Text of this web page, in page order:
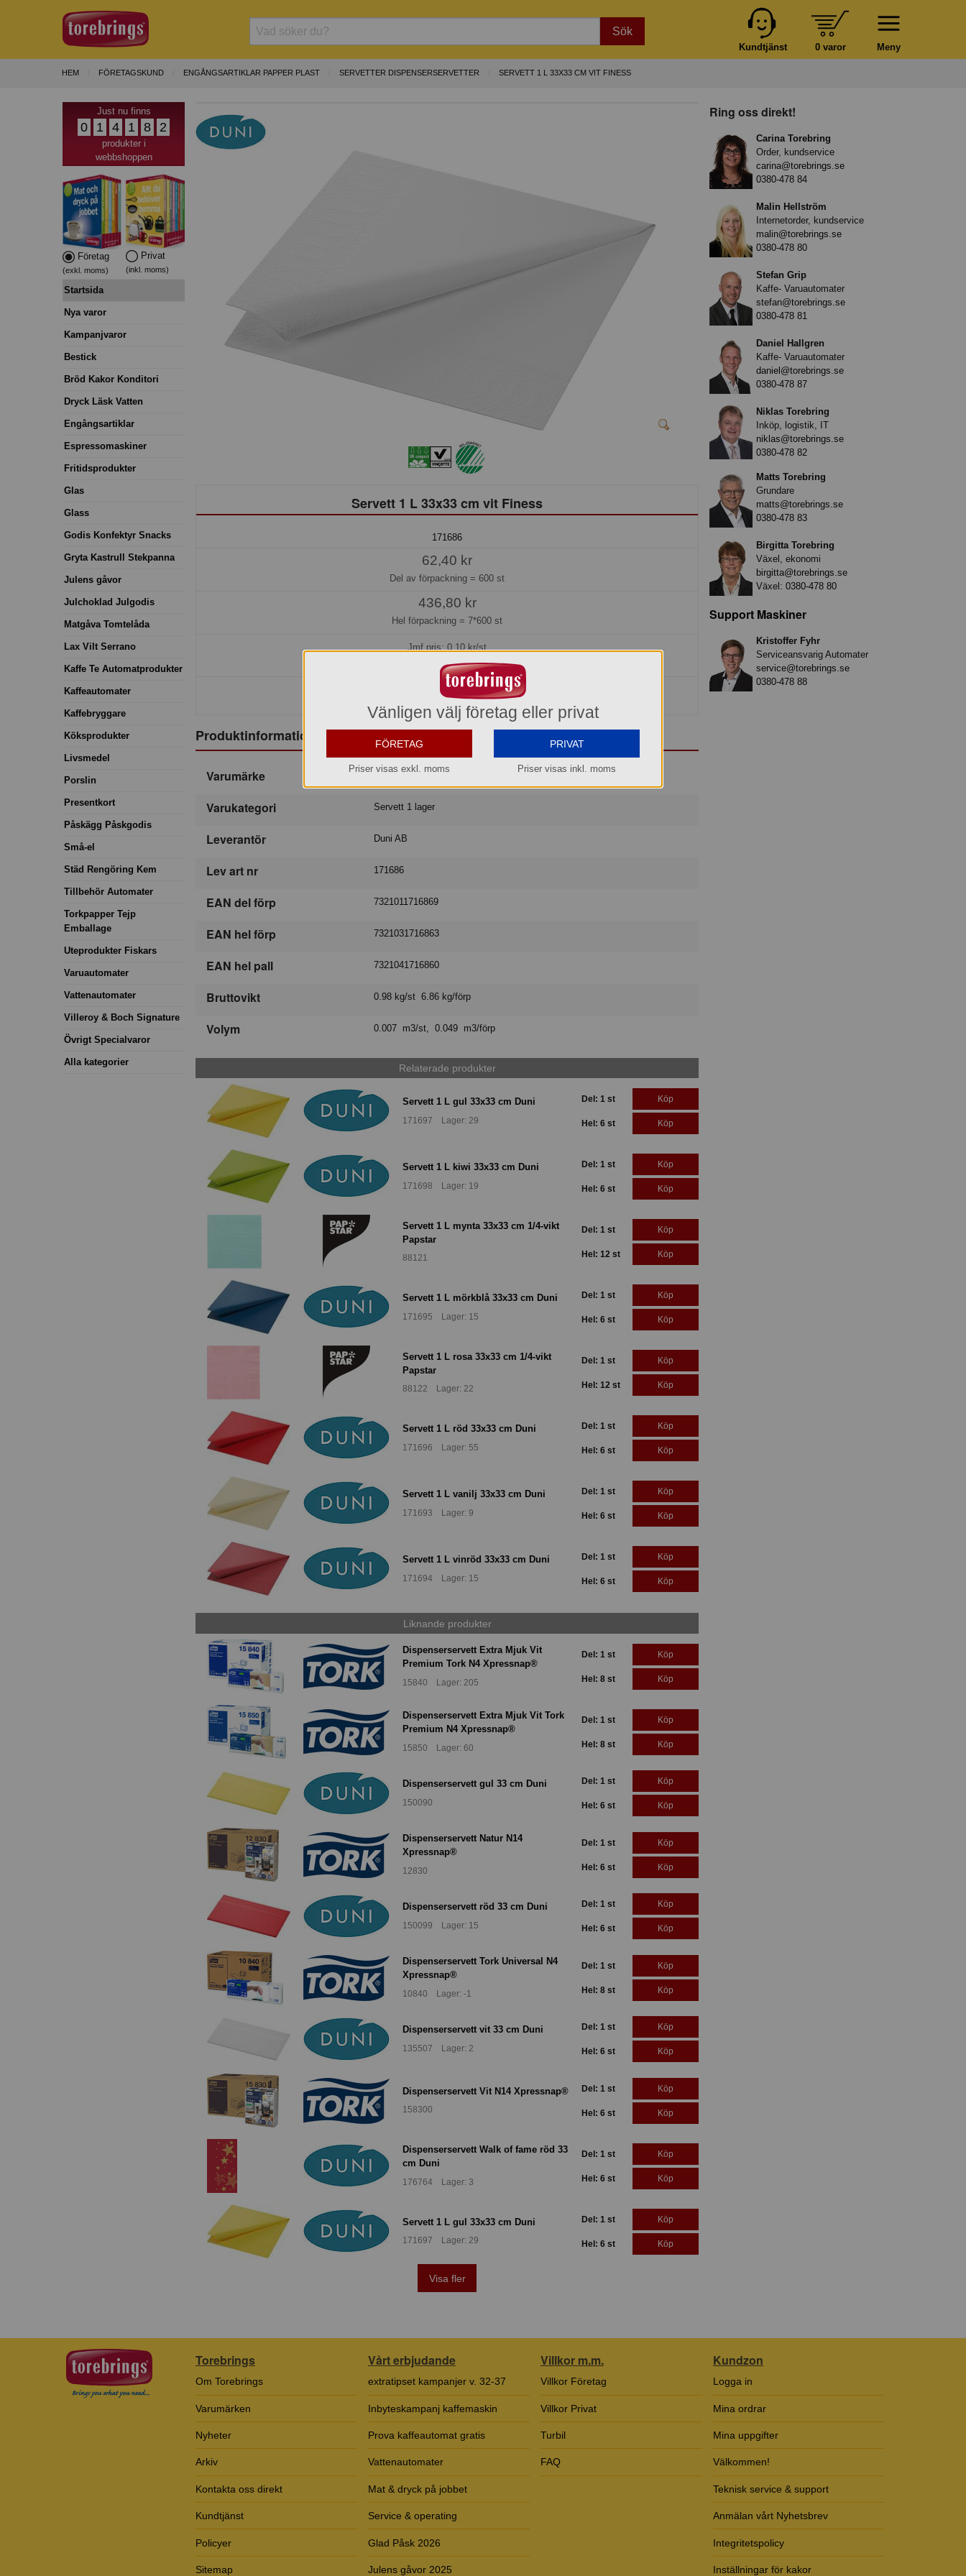
Sök
Meny
0 varor
Kundtjänst
HEM FÖRETAGSKUND ENGÅNGSARTIKLAR PAPPER PLAST SERVETTER DISPENSERSERVETTER SERVETT 1 L 33X33 CM VIT FINESS
Just nu finns
0 1 4 1 8 2
produkter i
webbshoppen
Företag
(exkl. moms)
Privat
(inkl. moms)
Startsida
Nya varor
Kampanjvaror
Bestick
Bröd Kakor Konditori
Dryck Läsk Vatten
Engångsartiklar
Espressomaskiner
Fritidsprodukter
Glas
Glass
Godis Konfektyr Snacks
Gryta Kastrull Stekpanna
Julens gåvor
Julchoklad Julgodis
Matgåva Tomtelåda
Lax Vilt Serrano
Kaffe Te Automatprodukter
Kaffeautomater
Kaffebryggare
Köksprodukter
Livsmedel
Porslin
Presentkort
Påskägg Påskgodis
Små-el
Städ Rengöring Kem
Tillbehör Automater
Torkpapper Tejp
Emballage
Uteprodukter Fiskars
Varuautomater
Vattenautomater
Villeroy & Boch Signature
Övrigt Specialvaror
Alla kategorier
Servett 1 L 33x33 cm vit Finess
171686
62,40 kr
Del av förpackning = 600 st
436,80 kr
Hel förpackning = 7*600 st
Jmf.pris:0,10kr/st
Lager: 208 del av förp.
Köp »
Produktinformation
Varumärke Duni
Varukategori Servett 1 lager
Leverantör Duni AB
Lev art nr 171686
EAN del förp 7321011716869
EAN hel förp 7321031716863
EAN hel pall 7321041716860
Bruttovikt 0.98 kg/st 6.86 kg/förp
Volym 0.007 m3/st, 0.049 m3/förp
Relaterade produkter
Servett 1 L gul 33x33 cm Duni
171697 Lager: 29
Del: 1 st Köp
Hel: 6 st Köp
Servett 1 L kiwi 33x33 cm Duni
171698 Lager: 19
Del: 1 st Köp
Hel: 6 st Köp
Servett 1 L mynta 33x33 cm 1/4-vikt
Papstar
88121
Del: 1 st Köp
Hel: 12 st Köp
Servett 1 L mörkblå 33x33 cm Duni
171695 Lager: 15
Del: 1 st Köp
Hel: 6 st Köp
Servett 1 L rosa 33x33 cm 1/4-vikt
Papstar
88122 Lager: 22
Del: 1 st Köp
Hel: 12 st Köp
Servett 1 L röd 33x33 cm Duni
171696 Lager: 55
Del: 1 st Köp
Hel: 6 st Köp
Servett 1 L vanilj 33x33 cm Duni
171693 Lager: 9
Del: 1 st Köp
Hel: 6 st Köp
Servett 1 L vinröd 33x33 cm Duni
171694 Lager: 15
Del: 1 st Köp
Hel: 6 st Köp
Liknande produkter
Dispenserservett Extra Mjuk Vit
Premium Tork N4 Xpressnap®
15840 Lager: 205
Del: 1 st Köp
Hel: 8 st Köp
Dispenserservett Extra Mjuk Vit Tork
Premium N4 Xpressnap®
15850 Lager: 60
Del: 1 st Köp
Hel: 8 st Köp
Dispenserservett gul 33 cm Duni
150090
Del: 1 st Köp
Hel: 6 st Köp
Dispenserservett Natur N14
Xpressnap®
12830
Del: 1 st Köp
Hel: 6 st Köp
Dispenserservett röd 33 cm Duni
150099 Lager: 15
Del: 1 st Köp
Hel: 6 st Köp
Dispenserservett Tork Universal N4
Xpressnap®
10840 Lager: -1
Del: 1 st Köp
Hel: 8 st Köp
Dispenserservett vit 33 cm Duni
135507 Lager: 2
Del: 1 st Köp
Hel: 6 st Köp
Dispenserservett Vit N14 Xpressnap®
158300
Del: 1 st Köp
Hel: 6 st Köp
Dispenserservett Walk of fame röd 33
cm Duni
176764 Lager: 3
Del: 1 st Köp
Hel: 6 st Köp
Servett 1 L gul 33x33 cm Duni
171697 Lager: 29
Del: 1 st Köp
Hel: 6 st Köp
Visa fler
Ring oss direkt!
Carina Torebring
Order, kundservice
carina@torebrings.se
0380-478 84
Malin Hellström
Internetorder, kundservice
malin@torebrings.se
0380-478 80
Stefan Grip
Kaffe- Varuautomater
stefan@torebrings.se
0380-478 81
Daniel Hallgren
Kaffe- Varuautomater
daniel@torebrings.se
0380-478 87
Niklas Torebring
Inköp, logistik, IT
niklas@torebrings.se
0380-478 82
Matts Torebring
Grundare
matts@torebrings.se
0380-478 83
Birgitta Torebring
Växel, ekonomi
birgitta@torebrings.se
Växel: 0380-478 80
Support Maskiner
Kristoffer Fyhr
Serviceansvarig Automater
service@torebrings.se
0380-478 88
Torebrings
Om Torebrings
Varumärken
Nyheter
Arkiv
Kontakta oss direkt
Kundtjänst
Policyer
Sitemap
Vårt erbjudande
extratipset kampanjer v. 32-37
Inbyteskampanj kaffemaskin
Prova kaffeautomat gratis
Vattenautomater
Mat & dryck på jobbet
Service & operating
Glad Påsk 2026
Julens gåvor 2025
Villkor m.m.
Villkor Företag
Villkor Privat
Turbil
FAQ
Kundzon
Logga in
Mina ordrar
Mina uppgifter
Välkommen!
Teknisk service & support
Anmälan vårt Nyhetsbrev
Integritetspolicy
Inställningar för kakor
Vänligen välj företag eller privat
FÖRETAG
Priser visas exkl. moms
PRIVAT
Priser visas inkl. moms